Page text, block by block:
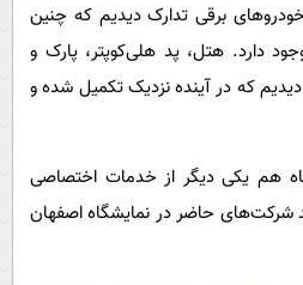
برای خودروهای برقی تدارک دیدیم که چنین
دارد. هتل، پد هلی‌کوپتر، پارک و
که در آینده نزدیک تکمیل شده و
هم یکی دیگر از خدمات اختصاصی
حاضر در نمایشگاه اصفهان